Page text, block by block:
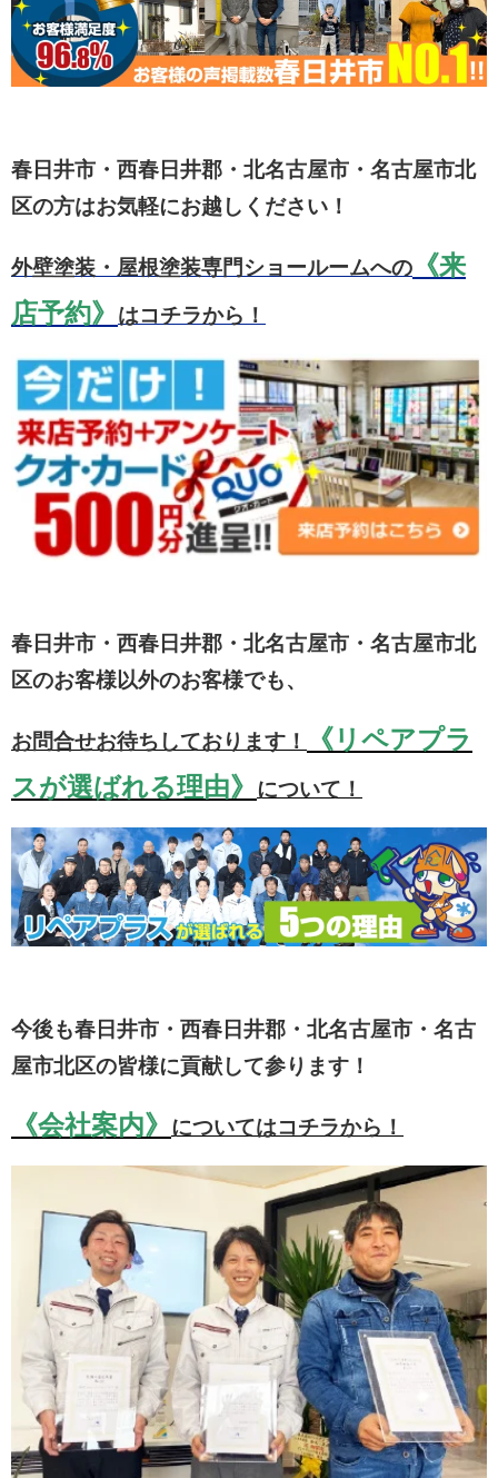
春日井市・西春日井郡・北名古屋市・名古屋市北
区の方はお気軽にお越しください！
外壁塗装・屋根塗装専門ショールームへの
《来
店予約》
はコチラから！
春日井市・西春日井郡・北名古屋市・名古屋市北
区のお客様以外のお客様でも、
お問合せお待ちしております！
《リペアプラ
スが選ばれる理由》
について！
今後も春日井市・西春日井郡・北名古屋市・名古
屋市北区の皆様に貢献して参ります！
《会社案内》 についてはコチラから！